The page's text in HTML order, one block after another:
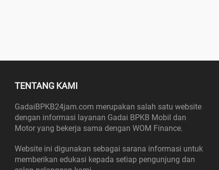
TENTANG KAMI
GadaiBPKB24jam.com merupakan salah satu website
dengan informasi layanan Gadai BPKB Mobil dan
Motor yang bekerja sama dengan WOM Finance.
Website ini digunakan sebagai sarana informasi untuk
memberikan edukasi kepada setiap pengunjung dan